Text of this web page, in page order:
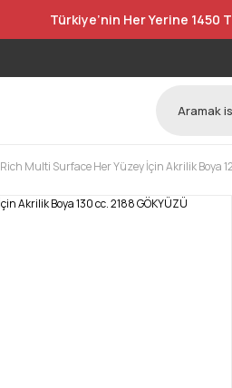
Türkiye’nin Her Yerine 1450
Rich Multi Surface Her Yüzey İçin Akrilik Boya